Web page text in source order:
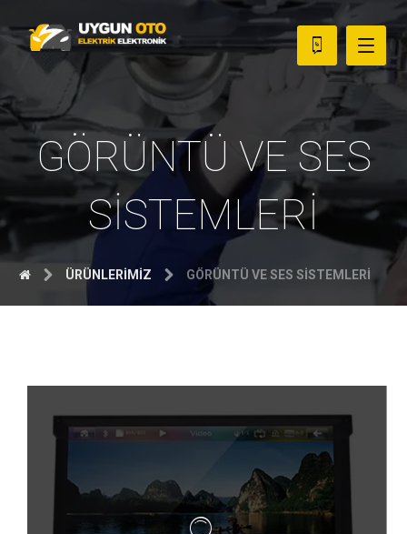
GÖRÜNTÜ VE SES
SİSTEMLERİ
ÜRÜNLERİMİZ GÖRÜNTÜ VE SES SİSTEMLERİ